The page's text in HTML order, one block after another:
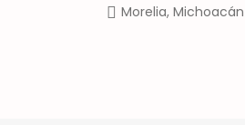
Morelia, Michoacán